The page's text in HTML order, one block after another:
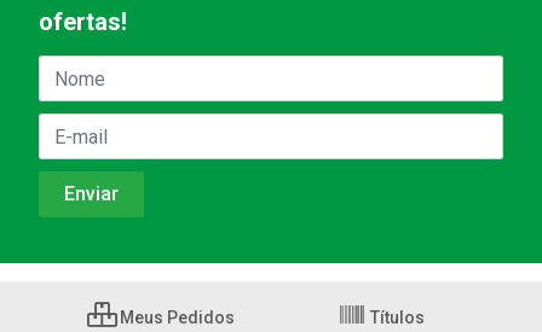
ofertas!
Meus Pedidos Títulos